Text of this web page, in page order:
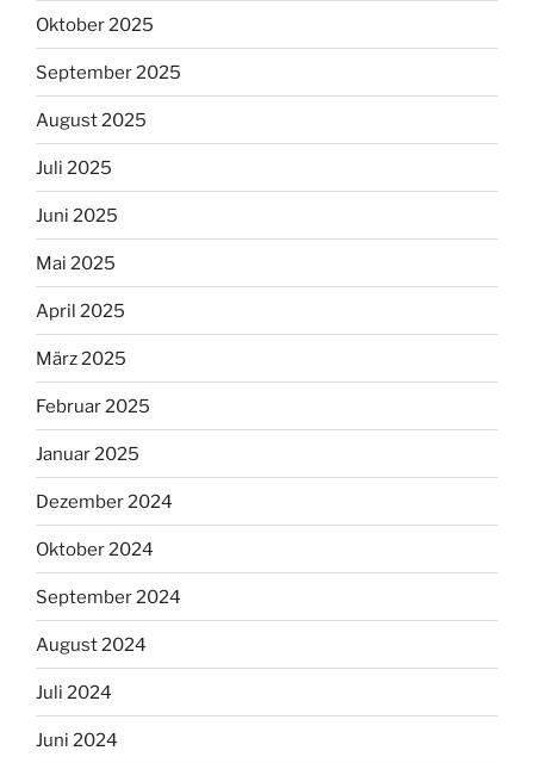
Oktober 2025
September 2025
August 2025
Juli 2025
Juni 2025
Mai 2025
April 2025
März 2025
Februar 2025
Januar 2025
Dezember 2024
Oktober 2024
September 2024
August 2024
Juli 2024
Juni 2024